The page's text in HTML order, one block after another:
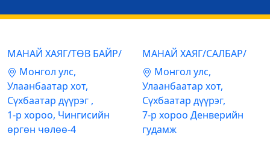
МАНАЙ ХАЯГ/ТӨВ БАЙР/
Mонгол улс,
Улаанбаатар хот,
Сүхбаатар дүүрэг ,
1-р хороо, Чингисийн
өргөн чөлөө-4
МАНАЙ ХАЯГ/САЛБАР/
Mонгол улс,
Улаанбаатар хот,
Сүхбаатар дүүрэг,
7-р хороо Денверийн
гудамж